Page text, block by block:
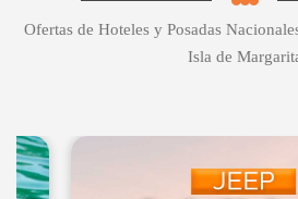
Ofertas de Hoteles y Posadas
Isla de